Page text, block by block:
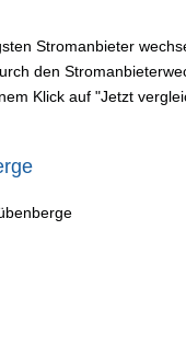
Stromanbieter
den
Klick auf "Jetzt